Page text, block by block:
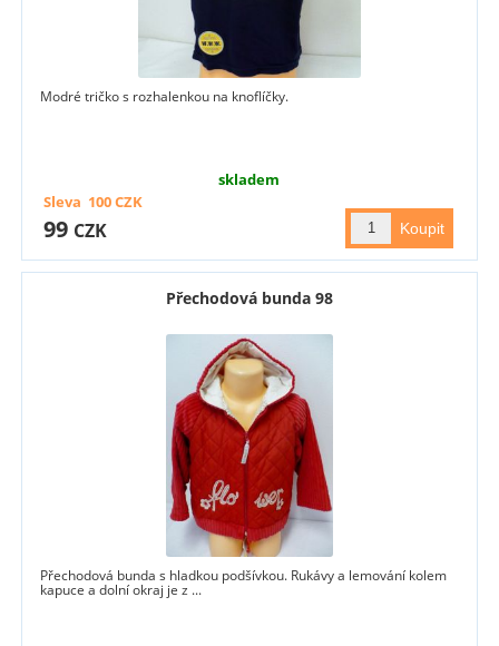
Modré tričko s rozhalenkou na knoflíčky.
skladem
99 CZK
Sleva 100CZK
Přechodová bunda 98
Přechodová bunda s hladkou podšívkou. Rukávy a lemování kolem
kapuce a dolní okraj je z ...